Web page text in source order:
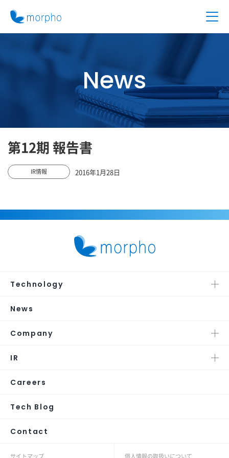
News
第12期 報告書
IR情報 2016年1月28日
Technology
News
Company
IR
Careers
Tech Blog
Contact
サイトマップ 個人情報の取扱いについて